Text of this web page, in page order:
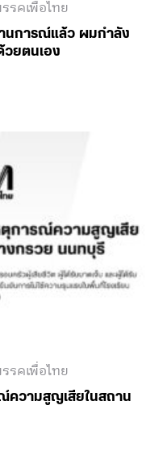
รคเพื่อไทย
ความสูญเสียในสถาน